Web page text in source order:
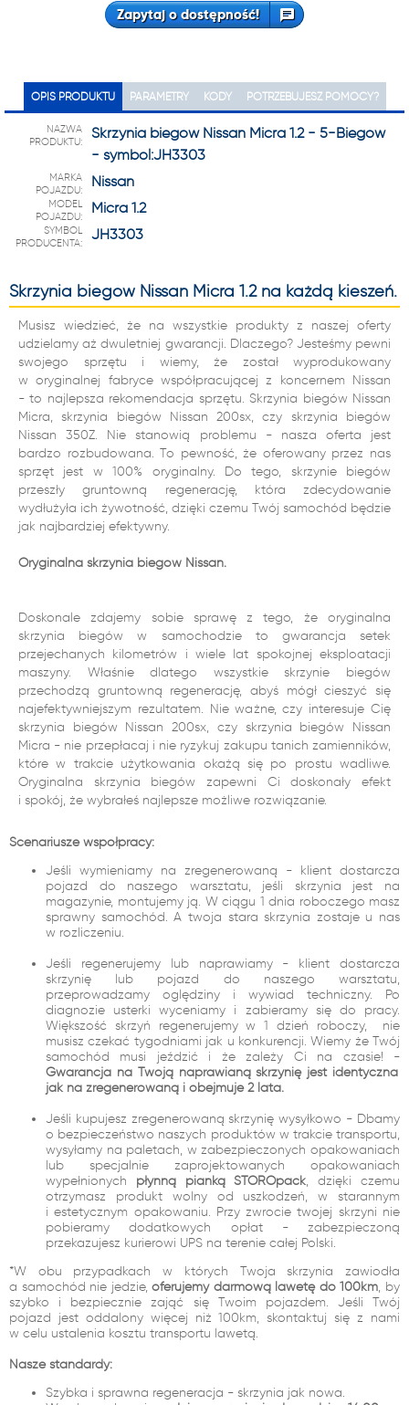
Zapytaj o dostępność!
OPIS PRODUKTU PARAMETRY KODY POTRZEBUJESZ POMOCY?
NAZWA
PRODUKTU:
Skrzynia biegów Nissan Micra 1.2 - 5-Biegów
- symbol:JH3303
MARKA
POJAZDU:
Nissan
MODEL
POJAZDU:
Micra 1.2
SYMBOL
PRODUCENTA:
JH3303
Skrzynia biegów Nissan Micra 1.2 na każdą kieszeń.
Musisz wiedzieć, że na wszystkie produkty z naszej oferty
udzielamy aż dwuletniej gwarancji. Dlaczego? Jesteśmy pewni
swojego sprzętu i wiemy, że został wyprodukowany
w oryginalnej fabryce współpracującej z koncernem Nissan
- to najlepsza rekomendacja sprzętu. Skrzynia biegów Nissan
Micra, skrzynia biegów Nissan 200sx, czy skrzynia biegów
Nissan 350Z. Nie stanowią problemu - nasza oferta jest
bardzo rozbudowana. To pewność, że oferowany przez nas
sprzęt jest w 100% oryginalny. Do tego, skrzynie biegów
przeszły gruntowną regenerację, która zdecydowanie
wydłużyła ich żywotność, dzięki czemu Twój samochód będzie
jak najbardziej efektywny.
Oryginalna skrzynia biegów Nissan.
Doskonale zdajemy sobie sprawę z tego, że oryginalna
skrzynia biegów w samochodzie to gwarancja setek
przejechanych kilometrów i wiele lat spokojnej eksploatacji
maszyny. Właśnie dlatego wszystkie skrzynie biegów
przechodzą gruntowną regenerację, abyś mógł cieszyć się
najefektywniejszym rezultatem. Nie ważne, czy interesuje Cię
skrzynia biegów Nissan 200sx, czy skrzynia biegów Nissan
Micra - nie przepłacaj i nie ryzykuj zakupu tanich zamienników,
które w trakcie użytkowania okażą się po prostu wadliwe.
Oryginalna skrzynia biegów zapewni Ci doskonały efekt
i spokój, że wybrałeś najlepsze możliwe rozwiązanie.
Scenariusze współpracy:
Jeśli wymieniamy na zregenerowaną - klient dostarcza
pojazd do naszego warsztatu, jeśli skrzynia jest na
magazynie, montujemy ją. W ciągu 1 dnia roboczego masz
sprawny samochód. A twoja stara skrzynia zostaje u nas
w rozliczeniu.
Jeśli regenerujemy lub naprawiamy - klient dostarcza
skrzynię lub pojazd do naszego warsztatu,
przeprowadzamy oględziny i wywiad techniczny. Po
diagnozie usterki wyceniamy i zabieramy się do pracy.
Większość skrzyń regenerujemy w 1 dzień roboczy, nie
musisz czekać tygodniami jak u konkurencji. Wiemy że Twój
samochód musi jeździć i że zależy Ci na czasie! -
Gwarancja na Twoją naprawianą skrzynię jest identyczna
jak na zregenerowaną i obejmuje 2 lata.
Jeśli kupujesz zregenerowaną skrzynię wysyłkowo - Dbamy
o bezpieczeństwo naszych produktów w trakcie transportu,
wysyłamy na paletach, w zabezpieczonych opakowaniach
lub specjalnie zaprojektowanych opakowaniach
wypełnionych płynną pianką STOROpack, dzięki czemu
otrzymasz produkt wolny od uszkodzeń, w starannym
i estetycznym opakowaniu. Przy zwrocie twojej skrzyni nie
pobieramy dodatkowych opłat - zabezpieczoną
przekazujesz kurierowi UPS na terenie całej Polski.
*W obu przypadkach w których Twoja skrzynia zawiodła
a samochód nie jedzie,oferujemy darmową lawetę do 100km, by
szybko i bezpiecznie zająć się Twoim pojazdem. Jeśli Twój
pojazd jest oddalony więcej niż 100km, skontaktuj się z nami
w celu ustalenia kosztu transportu lawetą.
Nasze standardy:
Szybka i sprawna regeneracja - skrzynia jak nowa.